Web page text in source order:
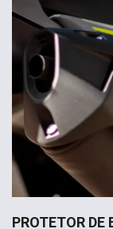
PROTETOR DE